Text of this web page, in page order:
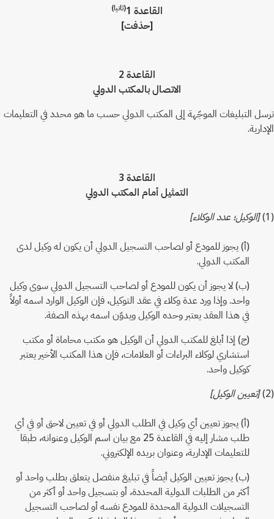
القاعدة 1 (ثانيا)
[حذفت]
القاعدة 2
الاتصال بالمكتب الدولي
ترسل التبليغات الموجّهة إلى المكتب الدولي حسب ما هو محدد في التعليمات
الإدارية.
القاعدة 3
التمثيل أمام المكتب الدولي
(1)
[الوكيل؛ عدد الوكلاء]
(أ) يجوز للمودع أو لصاحب التسجيل الدولي أن يكون له وكيل لدى
المكتب الدولي.
(ب) لا يجوز أن يكون للمودع أو لصاحب التسجيل الدولي سوى وكيل
واحد. وإذا ورد عدة وكلاء في عقد التوكيل، فإن الوكيل الوارد اسمه أولاً
في هذا العقد يعتبر وحده الوكيل ويدوّن اسمه بهذه الصفة.
(ج) إذا أبلغ للمكتب الدولي أن الوكيل هو مكتب محاماة أو مكتب
استشاري لوكلاء البراءات أو العلامات، فإن هذا المكتب الأخير يعتبر
كوكيل واحد.
(2)
[تعيين الوكيل]
(أ) يجوز تعيين أي وكيل في الطلب الدولي أو في تعيين لاحق أو في أي
طلب مشار إليه في القاعدة 25 مع بيان اسم الوكيل وعنوانه، طبقا
للتعليمات الإدارية، وعنوان بريده الإلكتروني.
(ب) يجوز تعيين الوكيل أيضاً في تبليغ منفصل يتعلق بطلب واحد أو
أكثر من الطلبات الدولية المحددة، أو بتسجيل واحد أو أكثر من
التسجيلات الدولية المحددة للمودع نفسه أو لصاحب التسجيل